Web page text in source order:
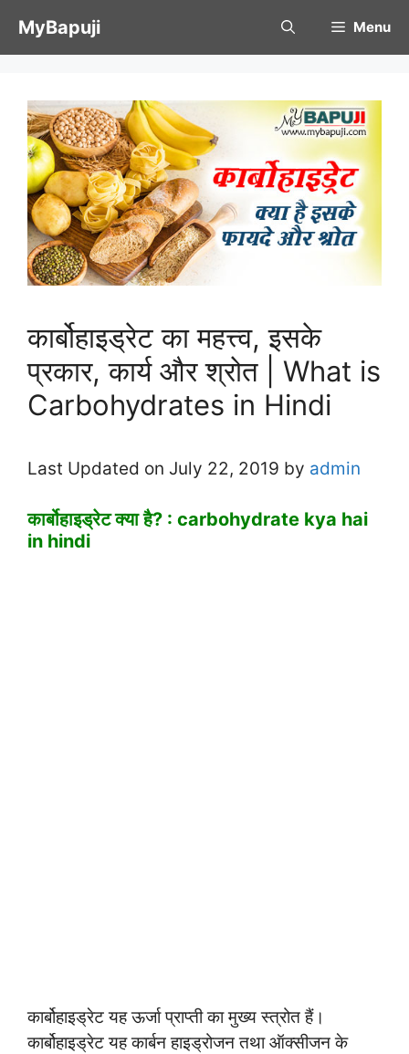
MyBapuji Menu
कार्बोहाइड्रेट का महत्त्व, इसके
प्रकार, कार्य और श्रोत | What is
Carbohydrates in Hindi
Last Updated on July 22, 2019 by admin
कार्बोहाइड्रेट क्या है? : carbohydrate kya hai
in hindi
कार्बोहाइड्रेट यह ऊर्जा प्राप्ती का मुख्य स्त्रोत हैं।
कार्बोहाइड्रेट यह कार्बन हाइड्रोजन तथा ऑक्सीजन के